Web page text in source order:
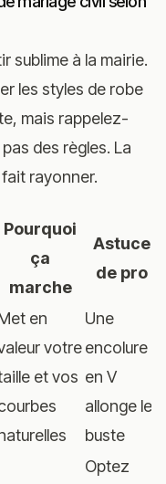
sublime à la mairie.
les styles de robe
mais rappelez-
des règles. La
fait rayonner.
Pourquoi
ça
marche
Astuce
de pro
en
votre
et vos
Une
encolure
en V
allonge le
buste
Optez